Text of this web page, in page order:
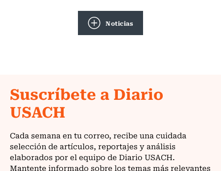
Noticias